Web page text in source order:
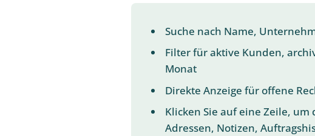
Suche nach Name,
Filter für aktive Kunden,
Monat
Direkte Anzeige für offene
Klicken Sie auf eine Zeile,
Adressen, Notizen,